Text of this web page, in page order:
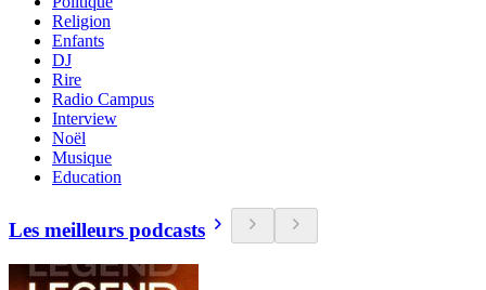
Religion
Enfants
DJ
Rire
Radio Campus
Interview
Noël
Musique
Education
Les meilleurs podcasts